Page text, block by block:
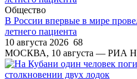
Общество
В России впервые в мире
летнего пациента
10 августа 2026 68
МОСКВА, 10 августа — РИА